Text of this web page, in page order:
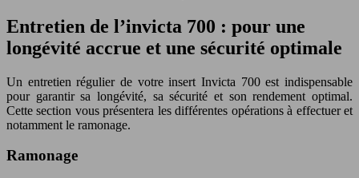
Entretien de l’invicta 700 : pour une
longévité accrue et une sécurité optimale
Un entretien régulier de votre insert Invicta 700 est indispensable
pour garantir sa longévité, sa sécurité et son rendement optimal.
Cette section vous présentera les différentes opérations à effectuer et
notamment le ramonage.
Ramonage